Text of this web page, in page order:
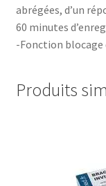
abrégées, d’un
60 minutes
-Fonction blocage
Produits